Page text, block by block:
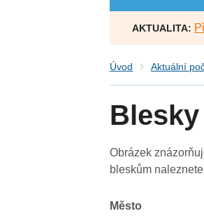
AKTUALITA:
Úvod Aktuální
Blesky
Obrázek
bleskům
Město